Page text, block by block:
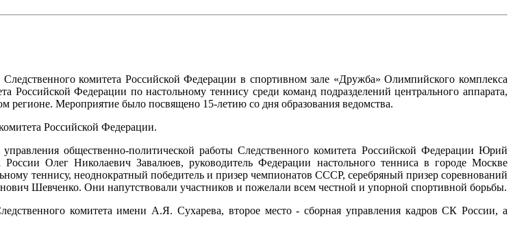
комитета Российской Федерации в спортивном зале «Дружба» Олимпийского комплекса
Российской Федерации по настольному теннису среди команд подразделений центрального аппарата,
Мероприятие было посвящено 15-летию со дня образования ведомства.
Российской Федерации.
общественно-политической работы Следственного комитета Российской Федерации Юрий
Олег Николаевич Завалюев, руководитель Федерации настольного тенниса в городе Москве
теннису, неоднократный победитель и призер чемпионатов СССР, серебряный призер соревнований
Шевченко. Они напутствовали участников и пожелали всем честной и упорной спортивной борьбы.
комитета имени А.Я. Сухарева, второе место - сборная управления кадров СК России, а